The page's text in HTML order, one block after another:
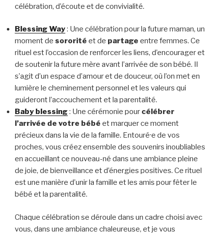
célébration, d’écoute et de convivialité.
Blessing Way: Une célébration pour la future maman, un
moment de sororité et de partage entre femmes. Ce
rituel est l’occasion de renforcer les liens, d’encourager et
de soutenir la future mère avant l’arrivée de son bébé. Il
s’agit d’un espace d’amour et de douceur, où l’on met en
lumière le cheminement personnel et les valeurs qui
guideront l’accouchement et la parentalité.
Baby blessing : Une cérémonie pour célébrer
l’arrivée de votre bébé et marquer ce moment
précieux dans la vie de la famille. Entouré·e de vos
proches, vous créez ensemble des souvenirs inoubliables
en accueillant ce nouveau-né dans une ambiance pleine
de joie, de bienveillance et d’énergies positives. Ce rituel
est une manière d’unir la famille et les amis pour fêter le
bébé et la parentalité.
Chaque célébration se déroule dans un cadre choisi avec
vous, dans une ambiance chaleureuse, et je vous